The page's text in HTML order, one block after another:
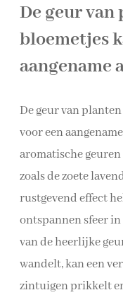
De geur van
bloemetjes
aangename
De geur van
voor een
aromatische
zoals de zoete
rustgevend effect
ontspannen sfeer
van de heerlijke
wandelt, kan een
zintuigen prikkelt